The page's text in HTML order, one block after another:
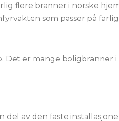
flere branner i norske
som passer på
er mange boligbranner i
av den faste